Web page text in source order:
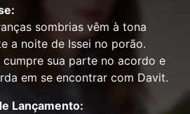
sombrias vêm à tona
a noite de Issei no porão.
cumpre sua parte no acordo e
em se encontrar com Davit.
Lançamento: